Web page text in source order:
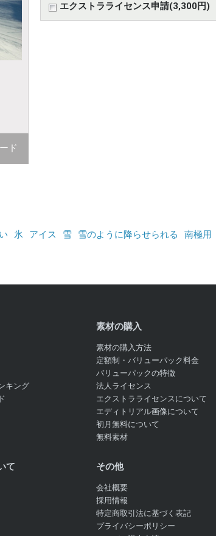
ド
エクストラライセンス申請(3,300円)
氷 アイス 雪 雪のように降らせられる 南極用
キング
素材の購入
素材の購入方法
定額制・バリューパック料金
バリューパックの特徴
法人ライセンス
エクストラライセンスについて
エディトリアル画像について
初月無料について
無料素材
て その他
会社概要
採用情報
特定商取引法に基づく表記
プライバシーポリシー